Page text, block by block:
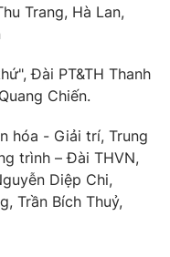
Trang, Hà Lan,
Đài PT&TH Thanh
Chiến.
hóa - Giải trí, Trung
trình – Đài THVN,
Diệp Chi,
Trần Bích Thuỷ,